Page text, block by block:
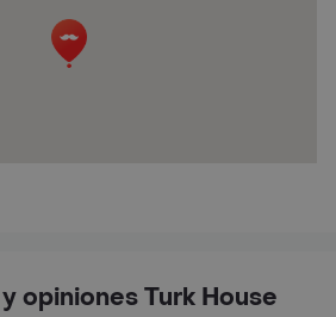
opiniones Turk House